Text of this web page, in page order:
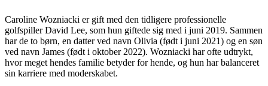
Caroline Wozniacki er gift med den tidligere professionelle
golfspiller David Lee, som hun giftede sig med i juni 2019. Sammen
har de to børn, en datter ved navn Olivia (født i juni 2021) og en søn
ved navn James (født i oktober 2022). Wozniacki har ofte udtrykt,
hvor meget hendes familie betyder for hende, og hun har balanceret
sin karriere med moderskabet.